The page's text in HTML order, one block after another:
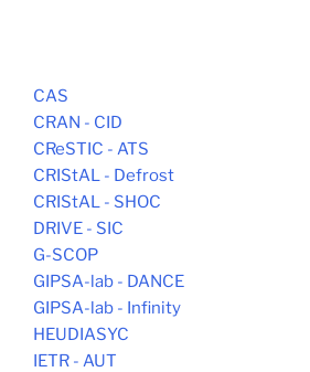
CAS
CRAN - CID
CReSTIC - ATS
CRIStAL - Defrost
CRIStAL - SHOC
DRIVE - SIC
G-SCOP
GIPSA-lab - DANCE
GIPSA-lab - Infinity
HEUDIASYC
IETR - AUT